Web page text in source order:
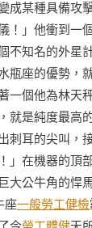
成某種具備攻
！」他衝到一
不知名的外星
瓶座的優勢，
一個他為林天
是純度最高
刺耳的尖叫，
」在機器的頂
大公牛角的悍
座一般勞工健檢